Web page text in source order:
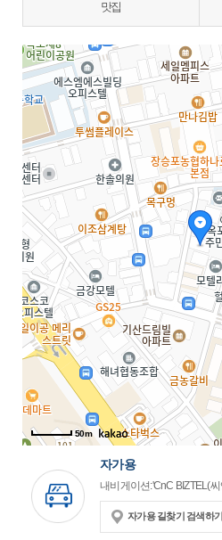
맛집
지도삽입 (가로100%)
50m
자가용
내비게이션:'CnC BIZTEL(
자가용 길찾기 검색하기